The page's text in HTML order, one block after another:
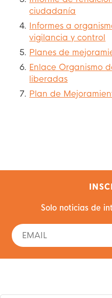
ciudadanía
Informes a
vigilancia y control
Planes de
Enlace Organismo
liberadas
Plan de
Solo noticias de